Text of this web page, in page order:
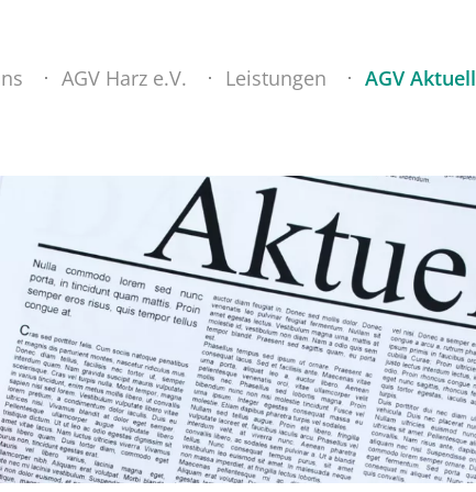
AGV Harz e.V. Leistungen AGV Aktuell